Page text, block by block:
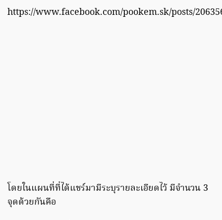
https://www.facebook.com/pookem.sk/posts/
โดยในแผนที่ที่ได้แชร์มามีระบุรายละเอียดไว้ มีจำนวน 3
จุดด้วยกันคือ